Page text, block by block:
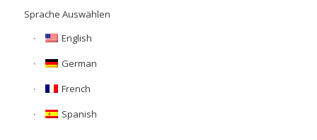
Sprache Auswählen
English
German
French
Spanish